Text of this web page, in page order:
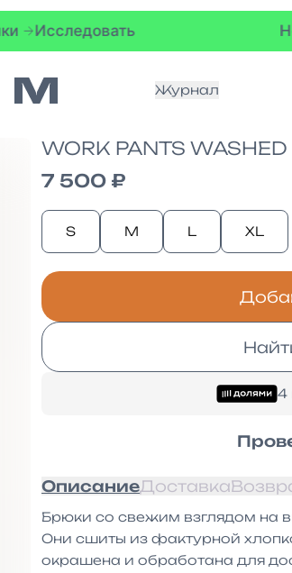
Журнал
WORK PANTS
7 500 ₽
S M L XL
4
ОписаниеДоставка
Брюки со свежим взглядом на
Они сшиты из фактурной
окрашена и обработана для